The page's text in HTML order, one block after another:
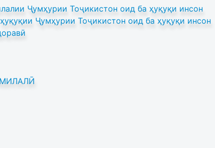
Ҷумҳурии Тоҷикистон оид ба ҳуқуқи инсон
Ҷумҳурии Тоҷикистон оид ба ҳуқуқи инсон